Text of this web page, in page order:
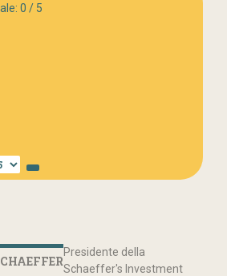
0 / 5
Presidente della
Schaeffer's Investment